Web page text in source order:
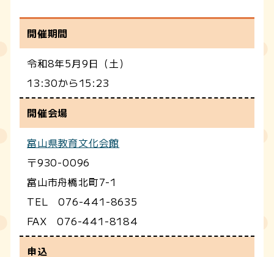
開催期間
令和8年5月9日（土）
13:30から15:23
開催会場
富山県教育文化会館
〒930-0096
富山市舟橋北町7-1
TEL 076-441-8635
FAX 076-441-8184
申込